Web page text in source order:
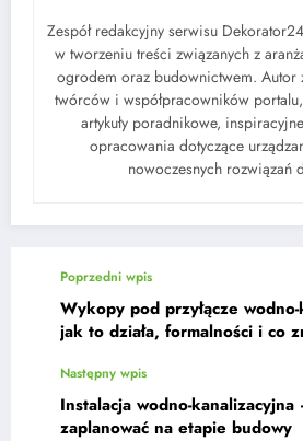
Zespół redakcyjny serwisu
w tworzeniu treści związanych z
ogrodem oraz budownictwem. Autor
twórców i współpracowników
artykuły poradnikowe,
opracowania dotyczące
nowoczesnych rozwiązań
Poprzedni wpis
Wykopy pod przyłącze
jak to działa, formalności i co
Następny wpis
Instalacja wodno-
zaplanować na etapie budowy